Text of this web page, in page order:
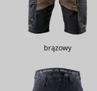
brązowy